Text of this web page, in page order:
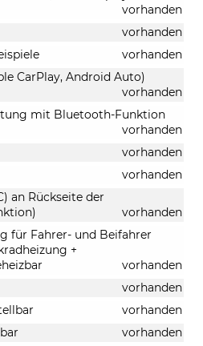
vorhanden
vorhanden
vorhanden
CarPlay, Android Auto)
vorhanden
mit Bluetooth-Funktion
vorhanden
vorhanden
vorhanden
an Rückseite der
vorhanden
für Fahrer- und Beifahrer
+
vorhanden
vorhanden
vorhanden
vorhanden